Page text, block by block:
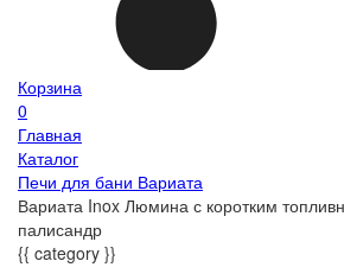
Корзина
0
Главная
Каталог
Печи для бани Вариата
Вариата Inox Люмина с коротким
палисандр
{{ category }}